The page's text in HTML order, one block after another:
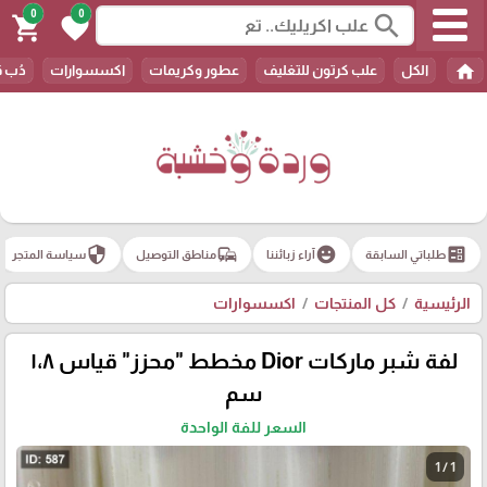
search
0
favorite
0
shopping_cart
home الكل علب كرتون للتغليف عطور وكريمات اكسسوارات دُب
ballotطلباتي السابقة emoji_emotionsآراء زبائننا commuteمناطق التوصيل securityسياسة المتجر
الرئيسية كل المنتجات اكسسوارات
لفة شبر ماركات Dior مخطط "محزز" قياس ١،٨
سم
السعر للفة الواحدة
1 / 1